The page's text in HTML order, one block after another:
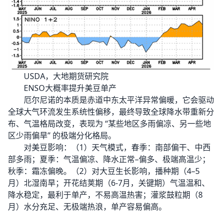
USDA，大地期货研究院
ENSO大概率提升美豆单产
厄尔尼诺的本质是赤道中东太平洋异常偏暖，它会驱动
全球大气环流发生系统性偏移，最终导致全球降水带重新分
布、气温格局改变，表现为 “某些地区多雨偏凉、另一些地
区少雨偏旱” 的极端分化格局。
对美豆影响：（1）天气模式，春季：南部偏干、中西
部多雨；夏季：气温偏凉、降水正常–偏多、极端高温少；
秋季：霜冻偏晚。（2）对大豆生长影响，播种期（4–5
月）北湿南旱；开花结荚期（6-7月，关键期）气温温和、
降水稳定，最利于单产，不易高温热害；灌浆鼓粒期（8
月）水分充足、无极端热浪，单产容易偏高。